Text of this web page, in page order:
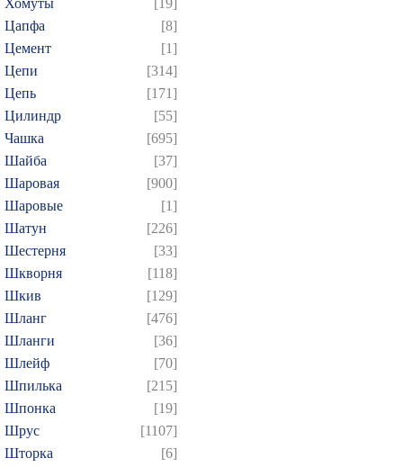
Хомуты
[19]
Цапфа
[8]
Цемент
[1]
Цепи
[314]
Цепь
[171]
Цилиндр
[55]
Чашка
[695]
Шайба
[37]
Шаровая
[900]
Шаровые
[1]
Шатун
[226]
Шестерня
[33]
Шкворня
[118]
Шкив
[129]
Шланг
[476]
Шланги
[36]
Шлейф
[70]
Шпилька
[215]
Шпонка
[19]
Шрус
[1107]
Шторка
[6]